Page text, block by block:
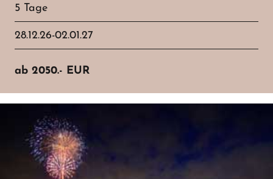
5 Tage
28.12.26-02.01.27
ab 2050.- EUR